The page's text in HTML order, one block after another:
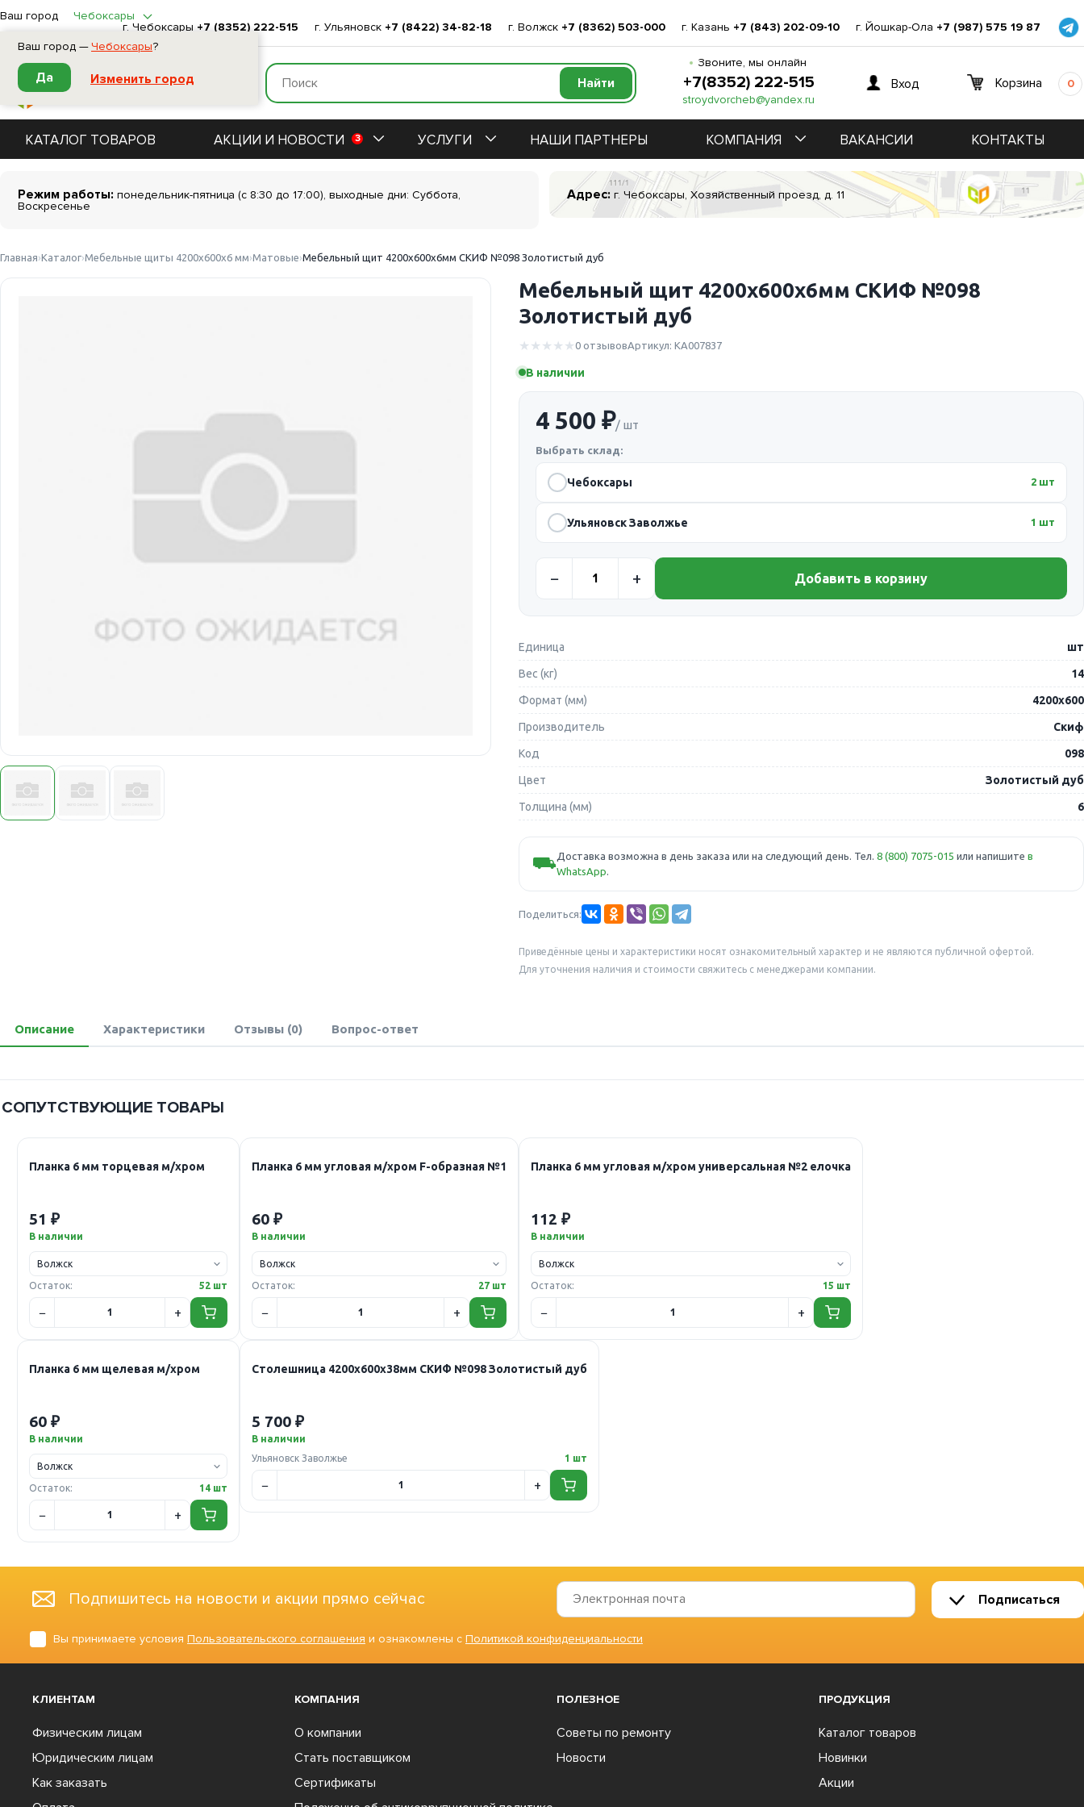
Ваш город —Чебоксары?
Да Изменить город
Ваш город
Чебоксары
г. Чебоксары +7 (8352) 222-515 г. Ульяновск +7 (8422) 34-82-18 г. Волжск +7 (8362) 503-000 г. Казань +7 (843) 202-09-10 г. Йошкар-Ола +7 (987) 575 19 87
Звоните, мы онлайн
+7(8352) 222-515
stroydvorcheb@yandex.ru
Вход Корзина 0
КАТАЛОГ ТОВАРОВ АКЦИИ И НОВОСТИ 3 УСЛУГИ НАШИ ПАРТНЕРЫ КОМПАНИЯ ВАКАНСИИ КОНТАКТЫ
Режим работы: понедельник-пятница (с 8:30 до 17:00), выходные дни: Суббота,
Воскресенье
Адрес: г. Чебоксары, Хозяйственный проезд, д. 11
Главная Каталог Мебельные щиты 4200х600х6 мм Матовые Мебельный щит 4200х600х6мм СКИФ №098 Золотистый дуб
Мебельный щит 4200х600х6мм СКИФ №098
Золотистый дуб
0 отзывовАртикул: КА007837
В наличии
4 500 ₽/ шт
Выбрать склад:
Чебоксары 2 шт
Ульяновск Заволжье 1 шт
Добавить в корзину
Единица шт
Вес (кг) 14
Формат (мм) 4200х600
Производитель Скиф
Код 098
Цвет Золотистый дуб
Толщина (мм) 6
⛟Доставка возможна в день заказа или на следующий день. Тел.8 (800) 7075-015 или напишитев
WhatsApp
Поделиться:
Приведённые цены и характеристики носят ознакомительный характер и не являются публичной офертой.
Для уточнения наличия и стоимости свяжитесь с менеджерами компании.
Описание Характеристики Отзывы (0) Вопрос-ответ
СОПУТСТВУЮЩИЕ ТОВАРЫ
Планка 6 мм торцевая м/хром
51 ₽
В наличии
Остаток: 52 шт
Планка 6 мм угловая м/хром F-образная №1
60 ₽
В наличии
Остаток: 27 шт
Планка 6 мм угловая м/хром универсальная №2 елочка
112 ₽
В наличии
Остаток: 15 шт
Планка 6 мм щелевая м/хром
60 ₽
В наличии
Остаток: 14 шт
Столешница 4200х600х38мм СКИФ №098 Золотистый дуб
5 700 ₽
В наличии
Ульяновск Заволжье
1 шт
Подпишитесь на новости и акции прямо сейчас Подписаться
Вы принимаете условия Пользовательского соглашения и ознакомлены с Политикой конфиденциальности
КЛИЕНТАМ
Физическим лицам
Юридическим лицам
Как заказать
КОМПАНИЯ
О компании
Стать поставщиком
Сертификаты
ПОЛЕЗНОЕ
Советы по ремонту
Новости
ПРОДУКЦИЯ
Каталог товаров
Новинки
Акции